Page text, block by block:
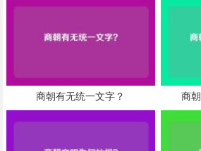
商朝有无统一文字？ 商